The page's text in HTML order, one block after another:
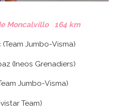
Moncalvillo 164 km
Jumbo-Visma)
(Ineos Grenadiers)
Jumbo-Visma)
Team)